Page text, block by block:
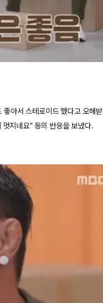
아서 스테로이드 했다고 오해받
지네요" 등의 반응을 보냈다.